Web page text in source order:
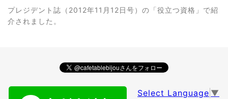
プレジデント誌（2012年11月12日号）の「役立つ資格」で紹
介されました。
Select Language ▼